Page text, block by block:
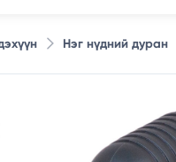
Нэг нүдний дуран